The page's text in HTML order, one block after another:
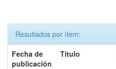
Resultados por ítem:
Fecha de
publicación
Título